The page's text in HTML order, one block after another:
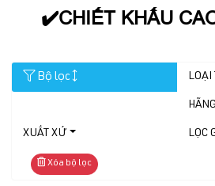
✔️CHIẾT KHẤU
Bộ lọc LOẠI
XUẤT XỨ LỌC
Xóa bộ lọc